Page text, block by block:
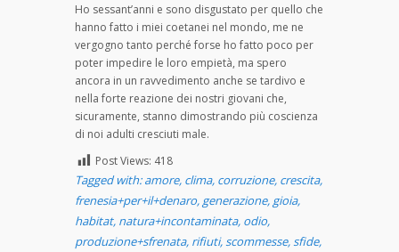
Ho sessant’anni e sono disgustato per quello che
hanno fatto i miei coetanei nel mondo, me ne
vergogno tanto perché forse ho fatto poco per
poter impedire le loro empietà, ma spero
ancora in un ravvedimento anche se tardivo e
nella forte reazione dei nostri giovani che,
sicuramente, stanno dimostrando più coscienza
di noi adulti cresciuti male.
Post Views: 418
Tagged with: amore, clima, corruzione, crescita,
frenesia+per+il+denaro, generazione, gioia,
habitat, natura+incontaminata, odio,
produzione+sfrenata, rifiuti, scommesse, sfide,